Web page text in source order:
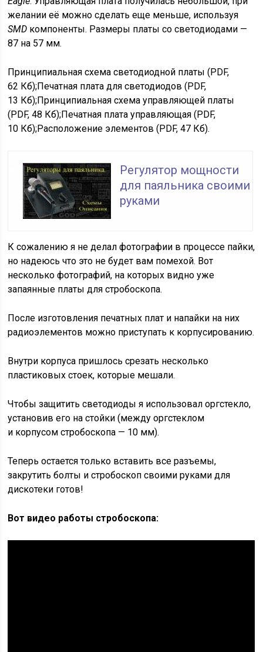
желании её можно сделать еще меньше, используя
SMD компоненты. Размеры платы со светодиодами —
87 на 57 мм.
Принципиальная схема светодиодной платы (PDF,
62 Кб);Печатная плата для светодиодов (PDF,
13 Кб);Принципиальная схема управляющей платы
(PDF, 48 Кб);Печатная плата управляющая (PDF,
10 Кб);Расположение элементов (PDF, 47 Кб).
Регулятор мощности
для паяльника своими
руками
К сожалению я не делал фотографии в процессе пайки,
но надеюсь что это не будет вам помехой. Вот
несколько фотографий, на которых видно уже
запаянные платы для стробоскопа.
После изготовления печатных плат и напайки на них
радиоэлементов можно приступать к корпусированию.
Внутри корпуса пришлось срезать несколько
пластиковых стоек, которые мешали.
Чтобы защитить светодиоды я использовал оргстекло,
установив его на стойки (между оргстеклом
и корпусом стробоскопа — 10 мм).
Теперь остается только вставить все разъемы,
закрутить болты и стробоскоп своими руками для
дискотеки готов!
Вот видео работы стробоскопа: